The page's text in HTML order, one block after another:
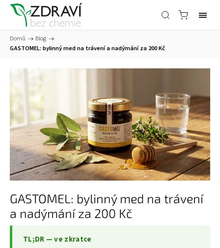
Domů / Blog /
GASTOMEL: bylinný med na trávení a nadýmání za 200 Kč
GASTOMEL: bylinný med na trávení
a nadýmání za 200 Kč
TL;DR — ve zkratce